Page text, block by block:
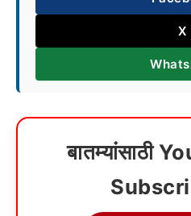
X
बातम्यांसाठी